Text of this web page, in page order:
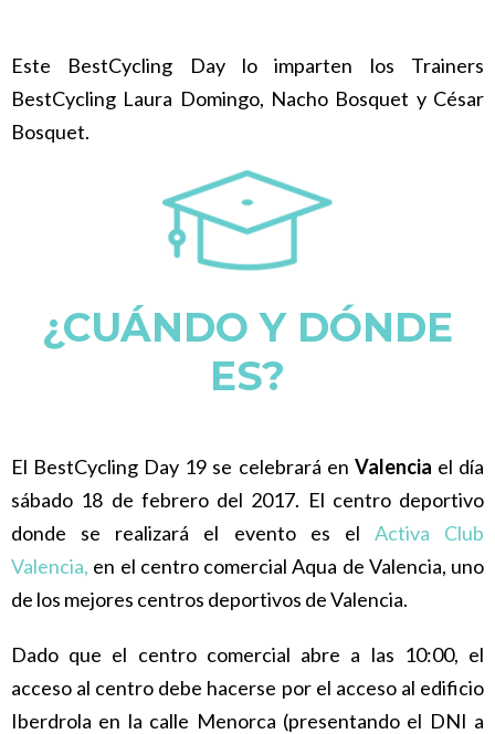
Este BestCycling Day lo imparten los Trainers
BestCycling Laura Domingo, Nacho Bosquet y César
Bosquet.
¿CUÁNDO Y DÓNDE
ES?
El BestCycling Day 19 se celebrará en Valencia el día
sábado 18 de febrero del 2017. El centro deportivo
donde se realizará el evento es el Activa Club
Valencia, en el centro comercial Aqua de Valencia, uno
de los mejores centros deportivos de Valencia.
Dado que el centro comercial abre a las 10:00, el
acceso al centro debe hacerse por el acceso al edificio
Iberdrola en la calle Menorca (presentando el DNI a